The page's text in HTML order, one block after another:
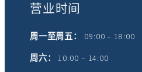
营业时间
周一至周五：
09:00 – 18:00
周六：
10:00 – 14:00